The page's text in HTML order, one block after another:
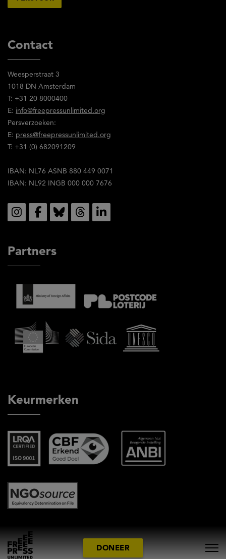
DONEER
Contact
Weesperstraat 3
1018 DN Amsterdam
T: +31 20 8000400
E: info@freepressunlimited.org
Persverzoeken:
E: press@freepressunlimited.org
T: +31 (0) 682091209
IBAN: NL76 ASNB 880 449 0071
IBAN: NL92 INGB 000 000 7676
Social
Partners
Keurmerken
van
Unlimited
stem
in
met
de
inhoud
ervan.